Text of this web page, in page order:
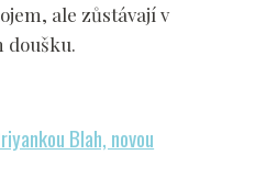
ale zůstávají v
doušku.
Blah, novou